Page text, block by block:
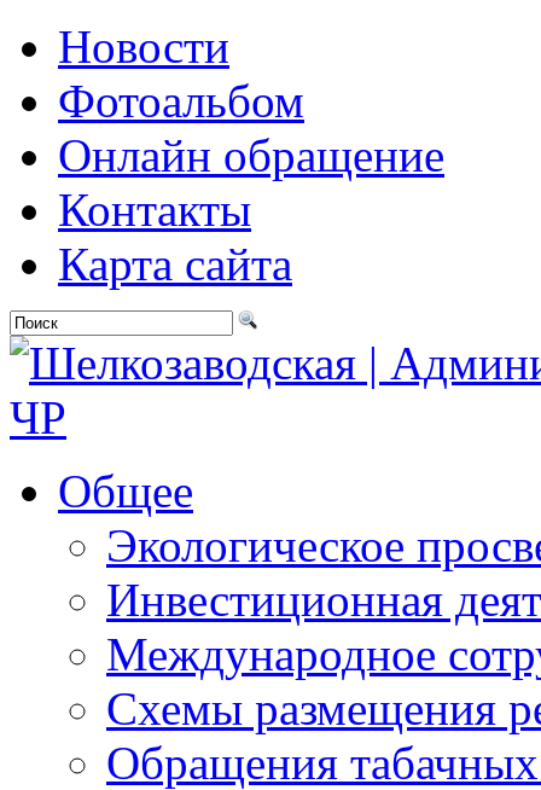
Новости
Фотоальбом
Онлайн обращение
Контакты
Карта сайта
Общее
Экологическое
Инвестиционная
Международное
Схемы размещения
Обращения